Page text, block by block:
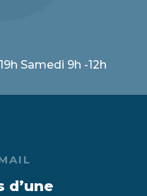
Samedi 9h -12h
d’une